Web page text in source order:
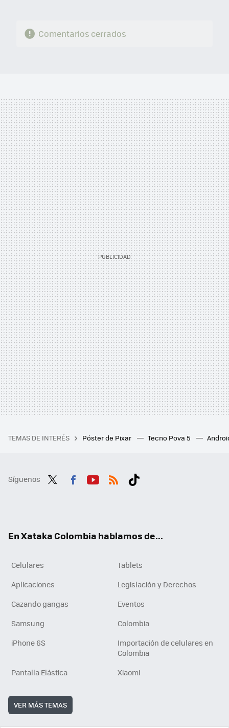
Comentarios cerrados
TEMAS DE INTERÉS Póster de Pixar Tecno Pova 5
Síguenos
En Xataka Colombia hablamos de...
Celulares
Tablets
Aplicaciones
Legislación y Derechos
Cazando gangas
Eventos
Samsung
Colombia
iPhone 6S
Importación de celulares en
Colombia
Pantalla Elástica
Xiaomi
VER MÁS TEMAS